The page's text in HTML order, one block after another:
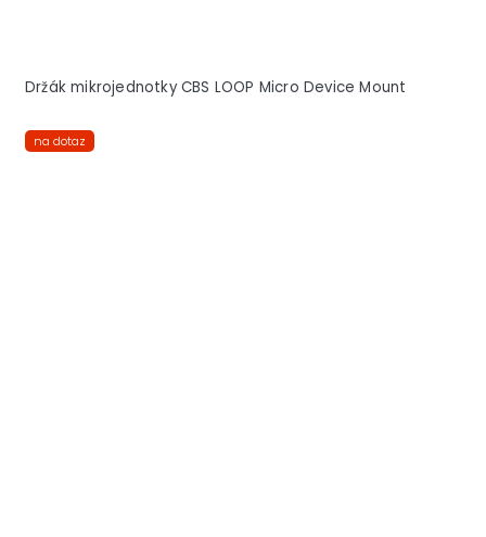
Držák mikrojednotky CBS LOOP Micro Device Mount
na dotaz